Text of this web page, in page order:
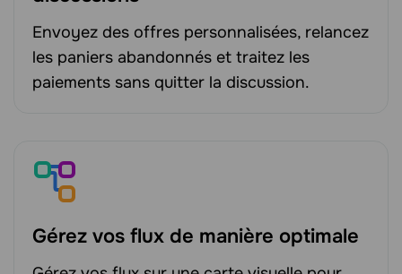
Envoyez des offres personnalisées, relancez
les paniers abandonnés et traitez les
paiements sans quitter la discussion.
Gérez vos flux de manière optimale